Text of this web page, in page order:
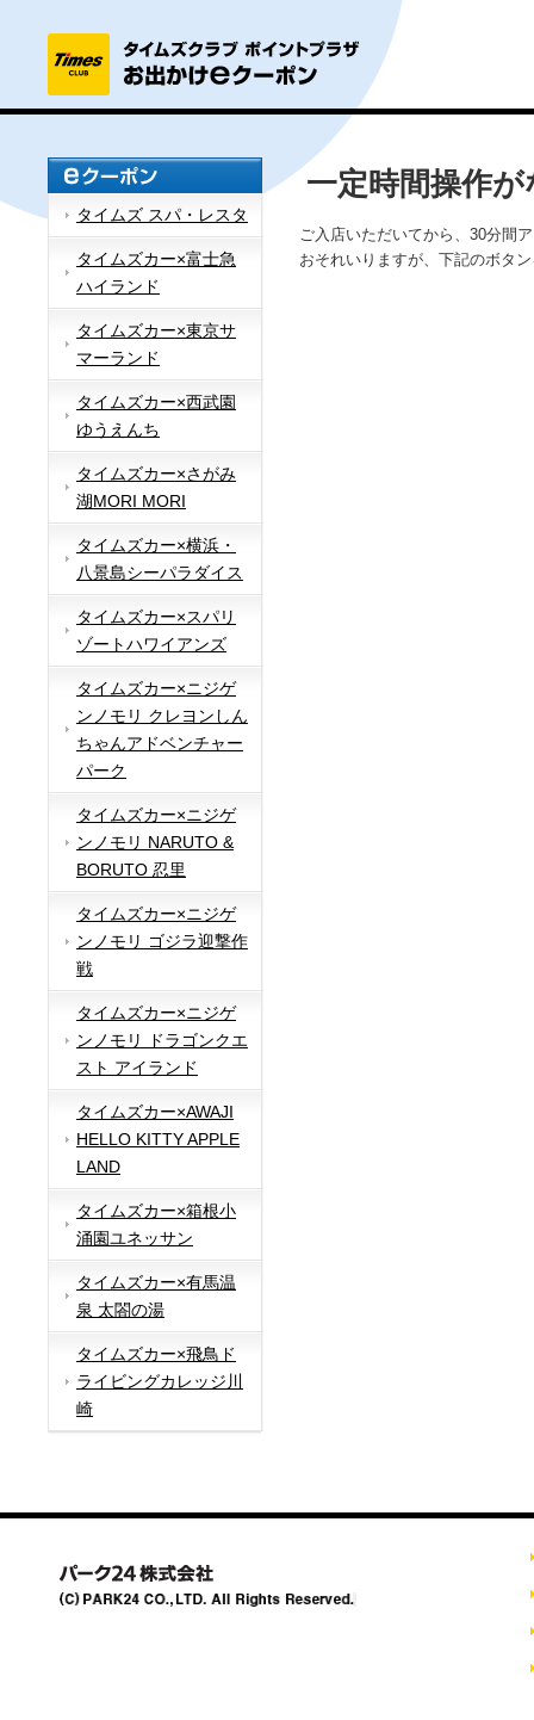
タイムズ スパ・レスタ
タイムズカー×富士急
ハイランド
タイムズカー×東京サ
マーランド
タイムズカー×西武園
ゆうえんち
タイムズカー×さがみ
湖MORI MORI
タイムズカー×横浜・
八景島シーパラダイス
タイムズカー×スパリ
ゾートハワイアンズ
タイムズカー×ニジゲ
ンノモリ クレヨンしん
ちゃんアドベンチャー
パーク
タイムズカー×ニジゲ
ンノモリ NARUTO &
BORUTO 忍里
タイムズカー×ニジゲ
ンノモリ ゴジラ迎撃作
戦
タイムズカー×ニジゲ
ンノモリ ドラゴンクエ
スト アイランド
タイムズカー×AWAJI
HELLO KITTY APPLE
LAND
タイムズカー×箱根小
涌園ユネッサン
タイムズカー×有馬温
泉 太閤の湯
タイムズカー×飛鳥ド
ライビングカレッジ川
崎
一定時間操作
ご入店いただいてから、30分間
おそれいりますが、下記のボタ